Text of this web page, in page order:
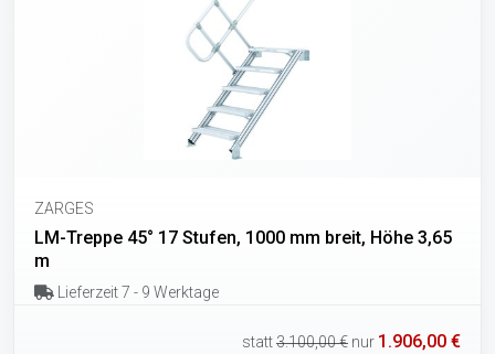
ZARGES
LM-Treppe 45° 17 Stufen, 1000 mm breit, Höhe 3,65
m
Lieferzeit 7 - 9 Werktage
statt3.100,00 € nur 1.906,00 €